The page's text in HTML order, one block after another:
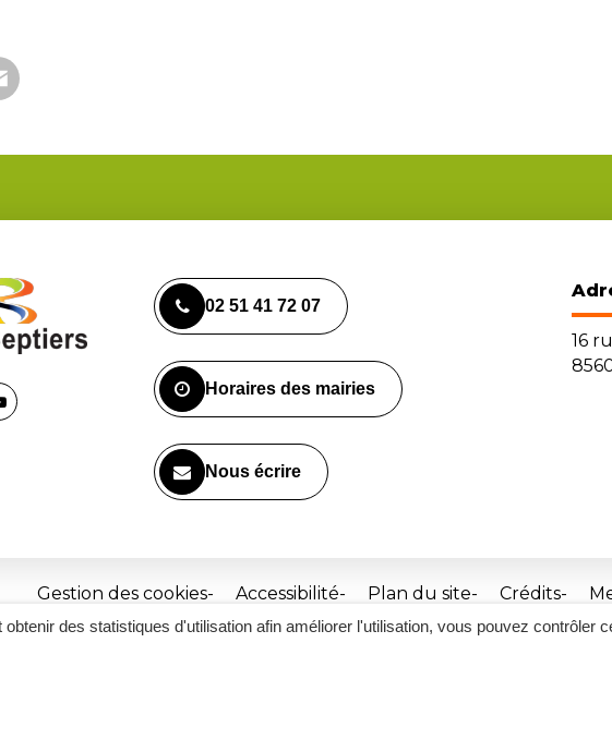
des statistiques d'utilisation afin améliorer l'utilisation, vous pouvez contrôler
02 51 41 72 07
Horaires des mairies
Nous écrire
16
Gestion des cookies Accessibilité Plan du site Crédits